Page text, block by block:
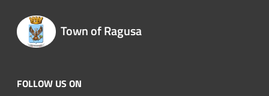
Town of Ragusa
FOLLOW US ON